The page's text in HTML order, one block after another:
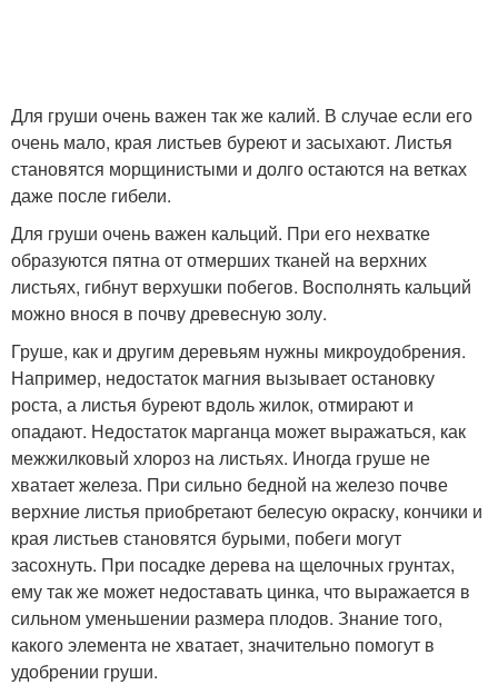
Для груши очень важен так же калий. В случае если его
очень мало, края листьев буреют и засыхают. Листья
становятся морщинистыми и долго остаются на ветках
даже после гибели.
Для груши очень важен кальций. При его нехватке
образуются пятна от отмерших тканей на верхних
листьях, гибнут верхушки побегов. Восполнять кальций
можно внося в почву древесную золу.
Груше, как и другим деревьям нужны микроудобрения.
Например, недостаток магния вызывает остановку
роста, а листья буреют вдоль жилок, отмирают и
опадают. Недостаток марганца может выражаться, как
межжилковый хлороз на листьях. Иногда груше не
хватает железа. При сильно бедной на железо почве
верхние листья приобретают белесую окраску, кончики и
края листьев становятся бурыми, побеги могут
засохнуть. При посадке дерева на щелочных грунтах,
ему так же может недоставать цинка, что выражается в
сильном уменьшении размера плодов. Знание того,
какого элемента не хватает, значительно помогут в
удобрении груши.